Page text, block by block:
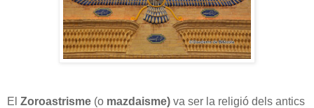
El Zoroastrisme (o mazdaisme) va ser la religió dels antics